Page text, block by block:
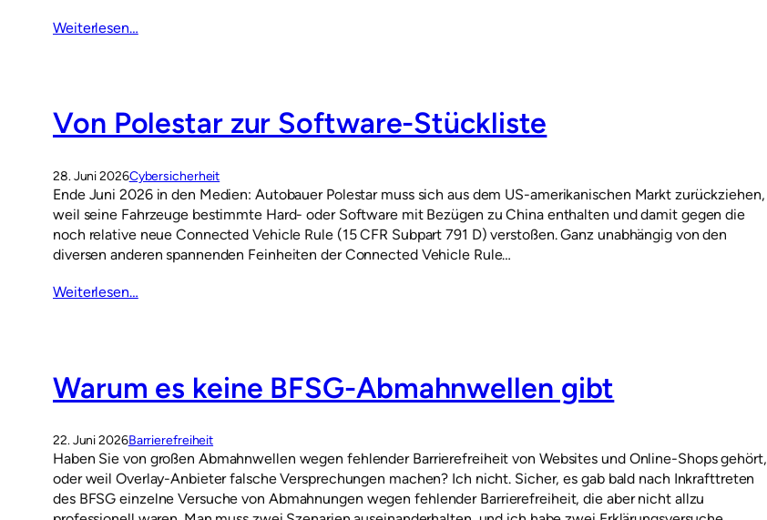
Weiterlesen…
Von Polestar zur Software-Stückliste
28. Juni 2026Cybersicherheit
Ende Juni 2026 in den Medien: Autobauer Polestar muss sich aus dem US-amerikanischen Markt zurückziehen,
weil seine Fahrzeuge bestimmte Hard- oder Software mit Bezügen zu China enthalten und damit gegen die
noch relative neue Connected Vehicle Rule (15 CFR Subpart 791 D) verstoßen. Ganz unabhängig von den
diversen anderen spannenden Feinheiten der Connected Vehicle Rule…
Weiterlesen…
Warum es keine BFSG-Abmahnwellen gibt
22. Juni 2026Barrierefreiheit
Haben Sie von großen Abmahnwellen wegen fehlender Barrierefreiheit von Websites und Online-Shops gehört,
oder weil Overlay-Anbieter falsche Versprechungen machen? Ich nicht. Sicher, es gab bald nach Inkrafttreten
des BFSG einzelne Versuche von Abmahnungen wegen fehlender Barrierefreiheit, die aber nicht allzu